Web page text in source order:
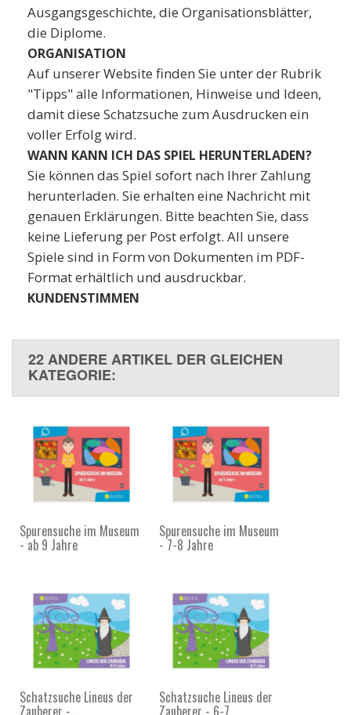
Ausgangsgeschichte, die Organisationsblätter,
die Diplome.
ORGANISATION
Auf unserer Website finden Sie unter der Rubrik
"Tipps" alle Informationen, Hinweise und Ideen,
damit diese Schatzsuche zum Ausdrucken ein
voller Erfolg wird.
WANN KANN ICH DAS SPIEL HERUNTERLADEN?
Sie können das Spiel sofort nach Ihrer Zahlung
herunterladen. Sie erhalten eine Nachricht mit
genauen Erklärungen. Bitte beachten Sie, dass
keine Lieferung per Post erfolgt. All unsere
Spiele sind in Form von Dokumenten im PDF-
Format erhältlich und ausdruckbar.
KUNDENSTIMMEN
22 ANDERE ARTIKEL DER GLEICHEN
KATEGORIE:
Spurensuche im Museum
- ab 9 Jahre
Spurensuche im Museum
- 7-8 Jahre
Schatzsuche Lineus der
Zauberer -...
Schatzsuche Lineus der
Zauberer - 6-7...